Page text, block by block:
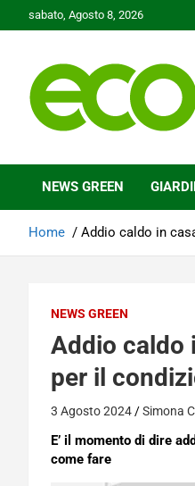
to
sabato, Agosto 8, 2026
Ecoo.it
NEWS GREEN
Home Addio caldo in
NEWS GREEN
Addio caldo
per il
3 Agosto 2024 Simona
E’ il momento di dire
come fare